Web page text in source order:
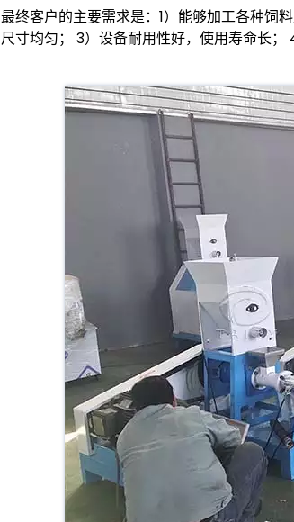
最终客户的主要需求是：1）能够加工各种饲
尺寸均匀； 3）设备耐用性好，使用寿命长；